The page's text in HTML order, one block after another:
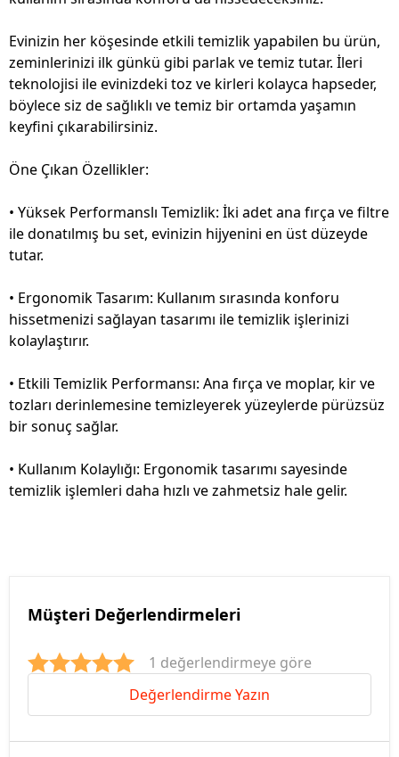
Evinizin her köşesinde etkili temizlik yapabilen bu ürün,
zeminlerinizi ilk günkü gibi parlak ve temiz tutar. İleri
teknolojisi ile evinizdeki toz ve kirleri kolayca hapseder,
böylece siz de sağlıklı ve temiz bir ortamda yaşamın
keyfini çıkarabilirsiniz.
Öne Çıkan Özellikler:
• Yüksek Performanslı Temizlik: İki adet ana fırça ve filtre
ile donatılmış bu set, evinizin hijyenini en üst düzeyde
tutar.
• Ergonomik Tasarım: Kullanım sırasında konforu
hissetmenizi sağlayan tasarımı ile temizlik işlerinizi
kolaylaştırır.
• Etkili Temizlik Performansı: Ana fırça ve moplar, kir ve
tozları derinlemesine temizleyerek yüzeylerde pürüzsüz
bir sonuç sağlar.
• Kullanım Kolaylığı: Ergonomik tasarımı sayesinde
temizlik işlemleri daha hızlı ve zahmetsiz hale gelir.
Müşteri Değerlendirmeleri
1 değerlendirmeye göre
Değerlendirme Yazın